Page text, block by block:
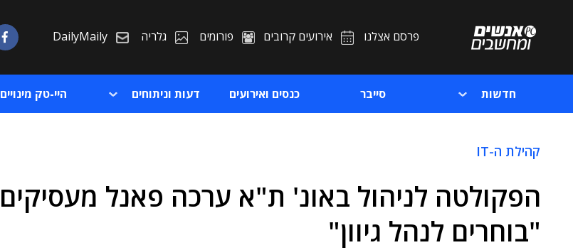
פרסם אצלנו אירועים קרובים פורומים גלריה DailyMaily
חדשות סייבר כנסים ואירועים דעות וניתוחים היי-טק מינויים
קהילת ה-IT
הפקולטה לניהול באונ' ת"א ערכה פאנל מעסיקים
"בוחרים לנהל גיוון"